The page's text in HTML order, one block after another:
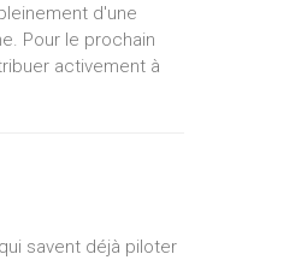
d'une
Pour le prochain
activement à
savent déjà piloter